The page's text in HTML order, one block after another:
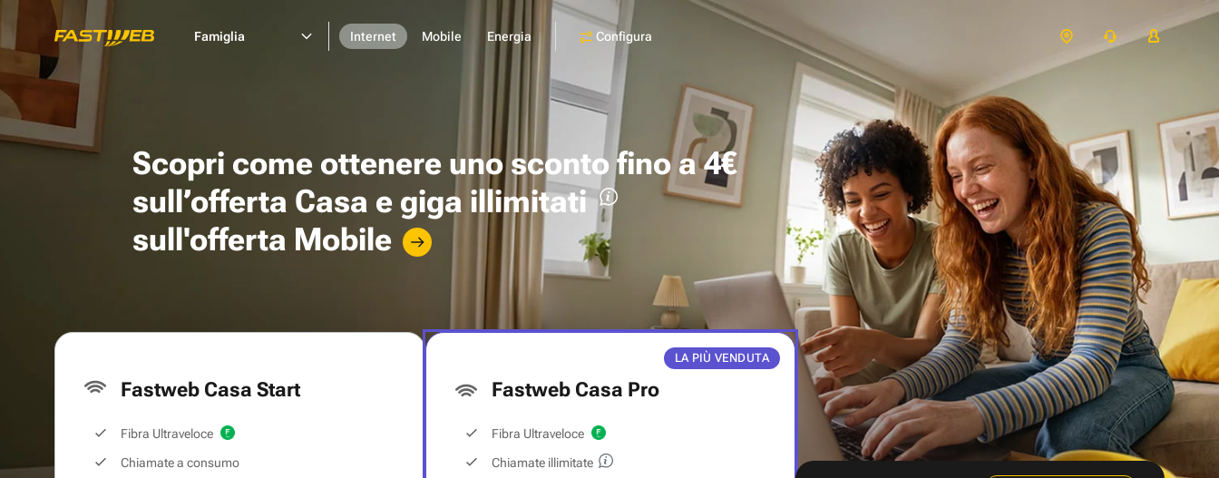
Famiglia Internet Mobile Energia Configura
Scopri come ottenere unosconto fino a 4€
sull’offerta Casa e giga illimitati
sull'offerta Mobile
Fastweb Casa Start
Fibra Ultraveloce
Chiamate a consumo
LA PIÙ VENDUTA
Fastweb Casa Pro
Fibra Ultraveloce
Chiamate illimitate